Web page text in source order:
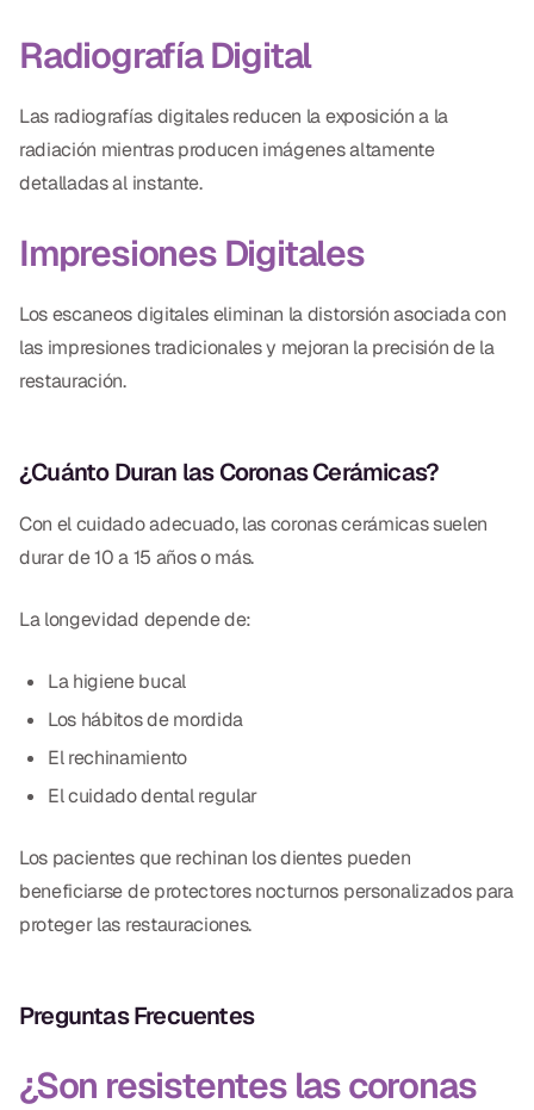
Radiografía Digital
Las radiografías digitales reducen la exposición a la
radiación mientras producen imágenes altamente
detalladas al instante.
Impresiones Digitales
Los escaneos digitales eliminan la distorsión asociada con
las impresiones tradicionales y mejoran la precisión de la
restauración.
¿Cuánto Duran las Coronas Cerámicas?
Con el cuidado adecuado, las coronas cerámicas suelen
durar de 10 a 15 años o más.
La longevidad depende de:
La higiene bucal
Los hábitos de mordida
El rechinamiento
El cuidado dental regular
Los pacientes que rechinan los dientes pueden
beneficiarse de protectores nocturnos personalizados para
proteger las restauraciones.
Preguntas Frecuentes
¿Son resistentes las coronas